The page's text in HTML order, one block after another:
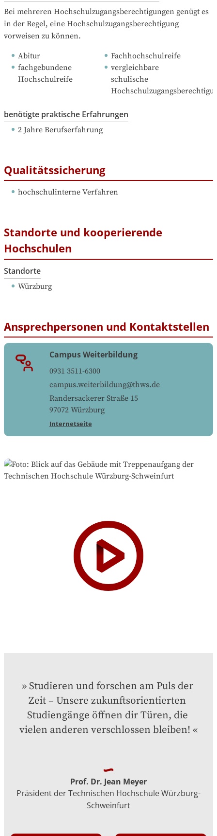
Bei mehreren Hochschulzugangsberechtigungen genügt es
in der Regel, eine Hochschulzugangsberechtigung
vorweisen zu können.
Abitur
Fachhochschulreife
fachgebundene
Hochschulreife
vergleichbare
schulische
benötigte praktische Erfahrungen
2 Jahre Berufserfahrung
Qualitätssicherung
hochschulinterne Verfahren
Standorte und kooperierende
Hochschulen
Standorte
Würzburg
Ansprechpersonen und Kontaktstellen
Campus Weiterbildung
0931 3511-6300
campus.weiterbildung@thws.de
Randersackerer Straße 15
97072 Würzburg
Internetseite
Studieren und forschen am Puls der
Zeit – Unsere zukunftsorientierten
Studiengänge öffnen dir Türen, die
vielen anderen verschlossen bleiben!
Prof. Dr. Jean Meyer
Präsident der Technischen Hochschule Würzburg-
Schweinfurt